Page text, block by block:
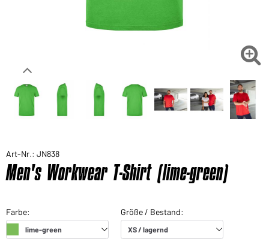

Art-Nr.: JN838
Men's Workwear T-Shirt (lime-green)